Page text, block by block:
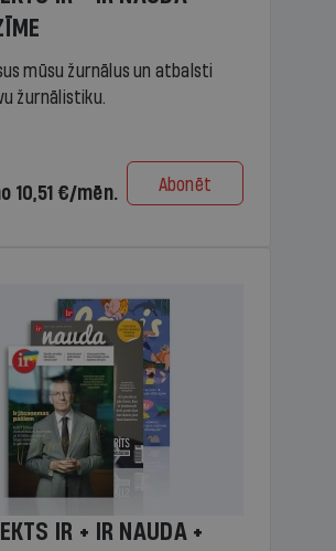
mūsu žurnālus un atbalsti
žurnālistiku.
10,51 €/mēn. Abonēt
IR + IR NAUDA +